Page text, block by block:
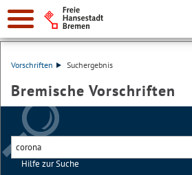
Vorschriften Suchergebnis
Bremische Vorschriften
Hilfe zur Suche